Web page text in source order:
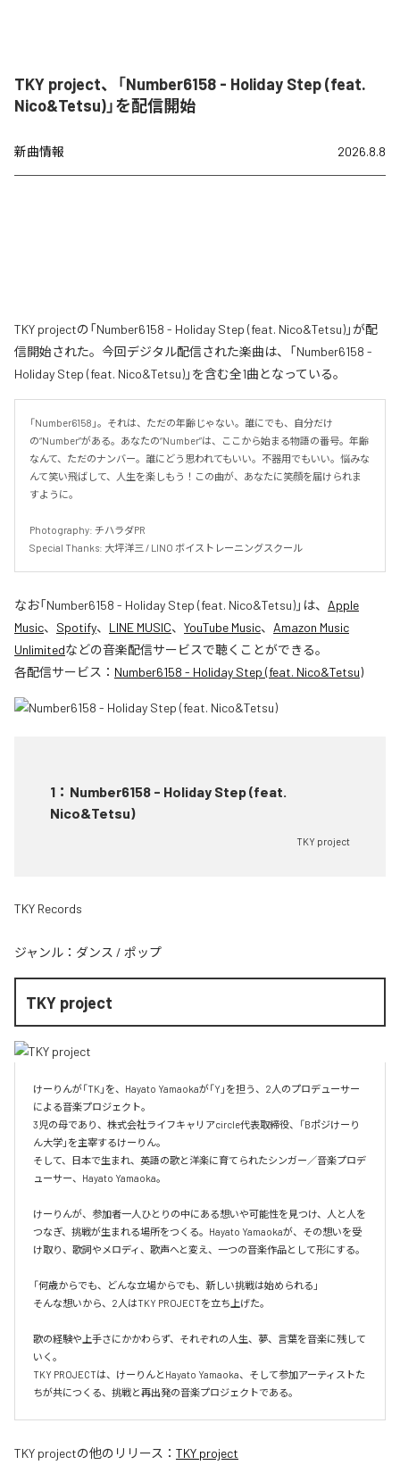
TKY project、「Number6158 - Holiday Step (feat.
Nico&Tetsu)」を配信開始
新曲情報 2026.8.8
TKY projectの「Number6158 - Holiday Step (feat. Nico&Tetsu)」が配
信開始された。今回デジタル配信された楽曲は、「Number6158 -
Holiday Step (feat. Nico&Tetsu)」を含む全1曲となっている。
「Number6158」。それは、ただの年齢じゃない。誰にでも、自分だけ
の“Number”がある。あなたの“Number”は、ここから始まる物語の番号。年齢
なんて、ただのナンバー。誰にどう思われてもいい。不器用でもいい。悩みな
んて笑い飛ばして、人生を楽しもう！この曲が、あなたに笑顔を届けられま
すように。
Photography: チハラダPR
Special Thanks: 大坪洋三 / LINO ボイストレーニングスクール
なお「Number6158 - Holiday Step (feat. Nico&Tetsu)」は、 Apple
Music、 Spotify、 LINE MUSIC、 YouTube Music、 Amazon Music
Unlimitedなどの音楽配信サービスで聴くことができる。
各配信サービス： Number6158 - Holiday Step (feat. Nico&Tetsu)
1 ： Number6158 - Holiday Step (feat.
Nico&Tetsu)
TKY project
TKY Records
ジャンル： ダンス / ポップ
TKY project
けーりんが「TK」を、Hayato Yamaokaが「Y」を担う、2人のプロデューサー
による音楽プロジェクト。
3児の母であり、株式会社ライフキャリアcircle代表取締役、「Bポジけーり
ん大学」を主宰するけーりん。
そして、日本で生まれ、英語の歌と洋楽に育てられたシンガー／音楽プロデ
ューサー、Hayato Yamaoka。
けーりんが、参加者一人ひとりの中にある想いや可能性を見つけ、人と人を
つなぎ、挑戦が生まれる場所をつくる。Hayato Yamaokaが、その想いを受
け取り、歌詞やメロディ、歌声へと変え、一つの音楽作品として形にする。
「何歳からでも、どんな立場からでも、新しい挑戦は始められる」
そんな想いから、2人はTKY PROJECTを立ち上げた。
歌の経験や上手さにかかわらず、それぞれの人生、夢、言葉を音楽に残して
いく。
TKY PROJECTは、けーりんとHayato Yamaoka、そして参加アーティストた
ちが共につくる、挑戦と再出発の音楽プロジェクトである。
TKY projectの他のリリース： TKY project